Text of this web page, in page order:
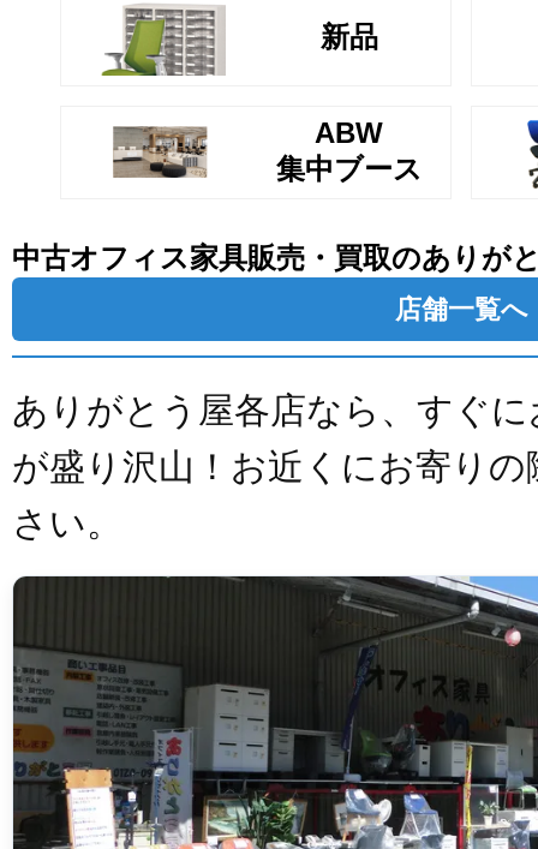
新品
ABW
集中ブース
中古オフィス家具販売・買取のありが
店舗一覧へ
ありがとう屋各店なら、すぐ
が盛り沢山！お近くにお寄り
さい。